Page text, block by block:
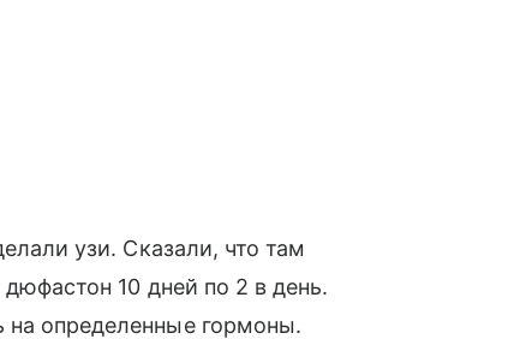
узи. Сказали, что там
10 дней по 2 в день.
на определенные гормоны.